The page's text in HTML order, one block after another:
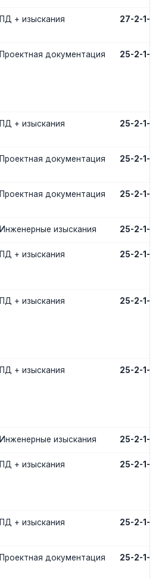
ПД + изыскания 27-2-1-
Проектная документация 25-2-1-
ПД + изыскания 25-2-1-
Проектная документация 25-2-1-
Проектная документация 25-2-1-
Инженерные изыскания 25-2-1-
ПД + изыскания 25-2-1-
ПД + изыскания 25-2-1-
ПД + изыскания 25-2-1-
Инженерные изыскания 25-2-1-
ПД + изыскания 25-2-1-
ПД + изыскания 25-2-1-
Проектная документация 25-2-1-